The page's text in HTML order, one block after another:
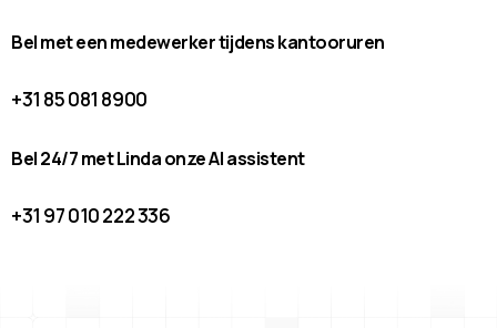
Bel met een medewerker tijdens kantooruren
+31 85 081 8900
Bel 24/7 met Linda onze AI assistent
+31 97 010 222 336